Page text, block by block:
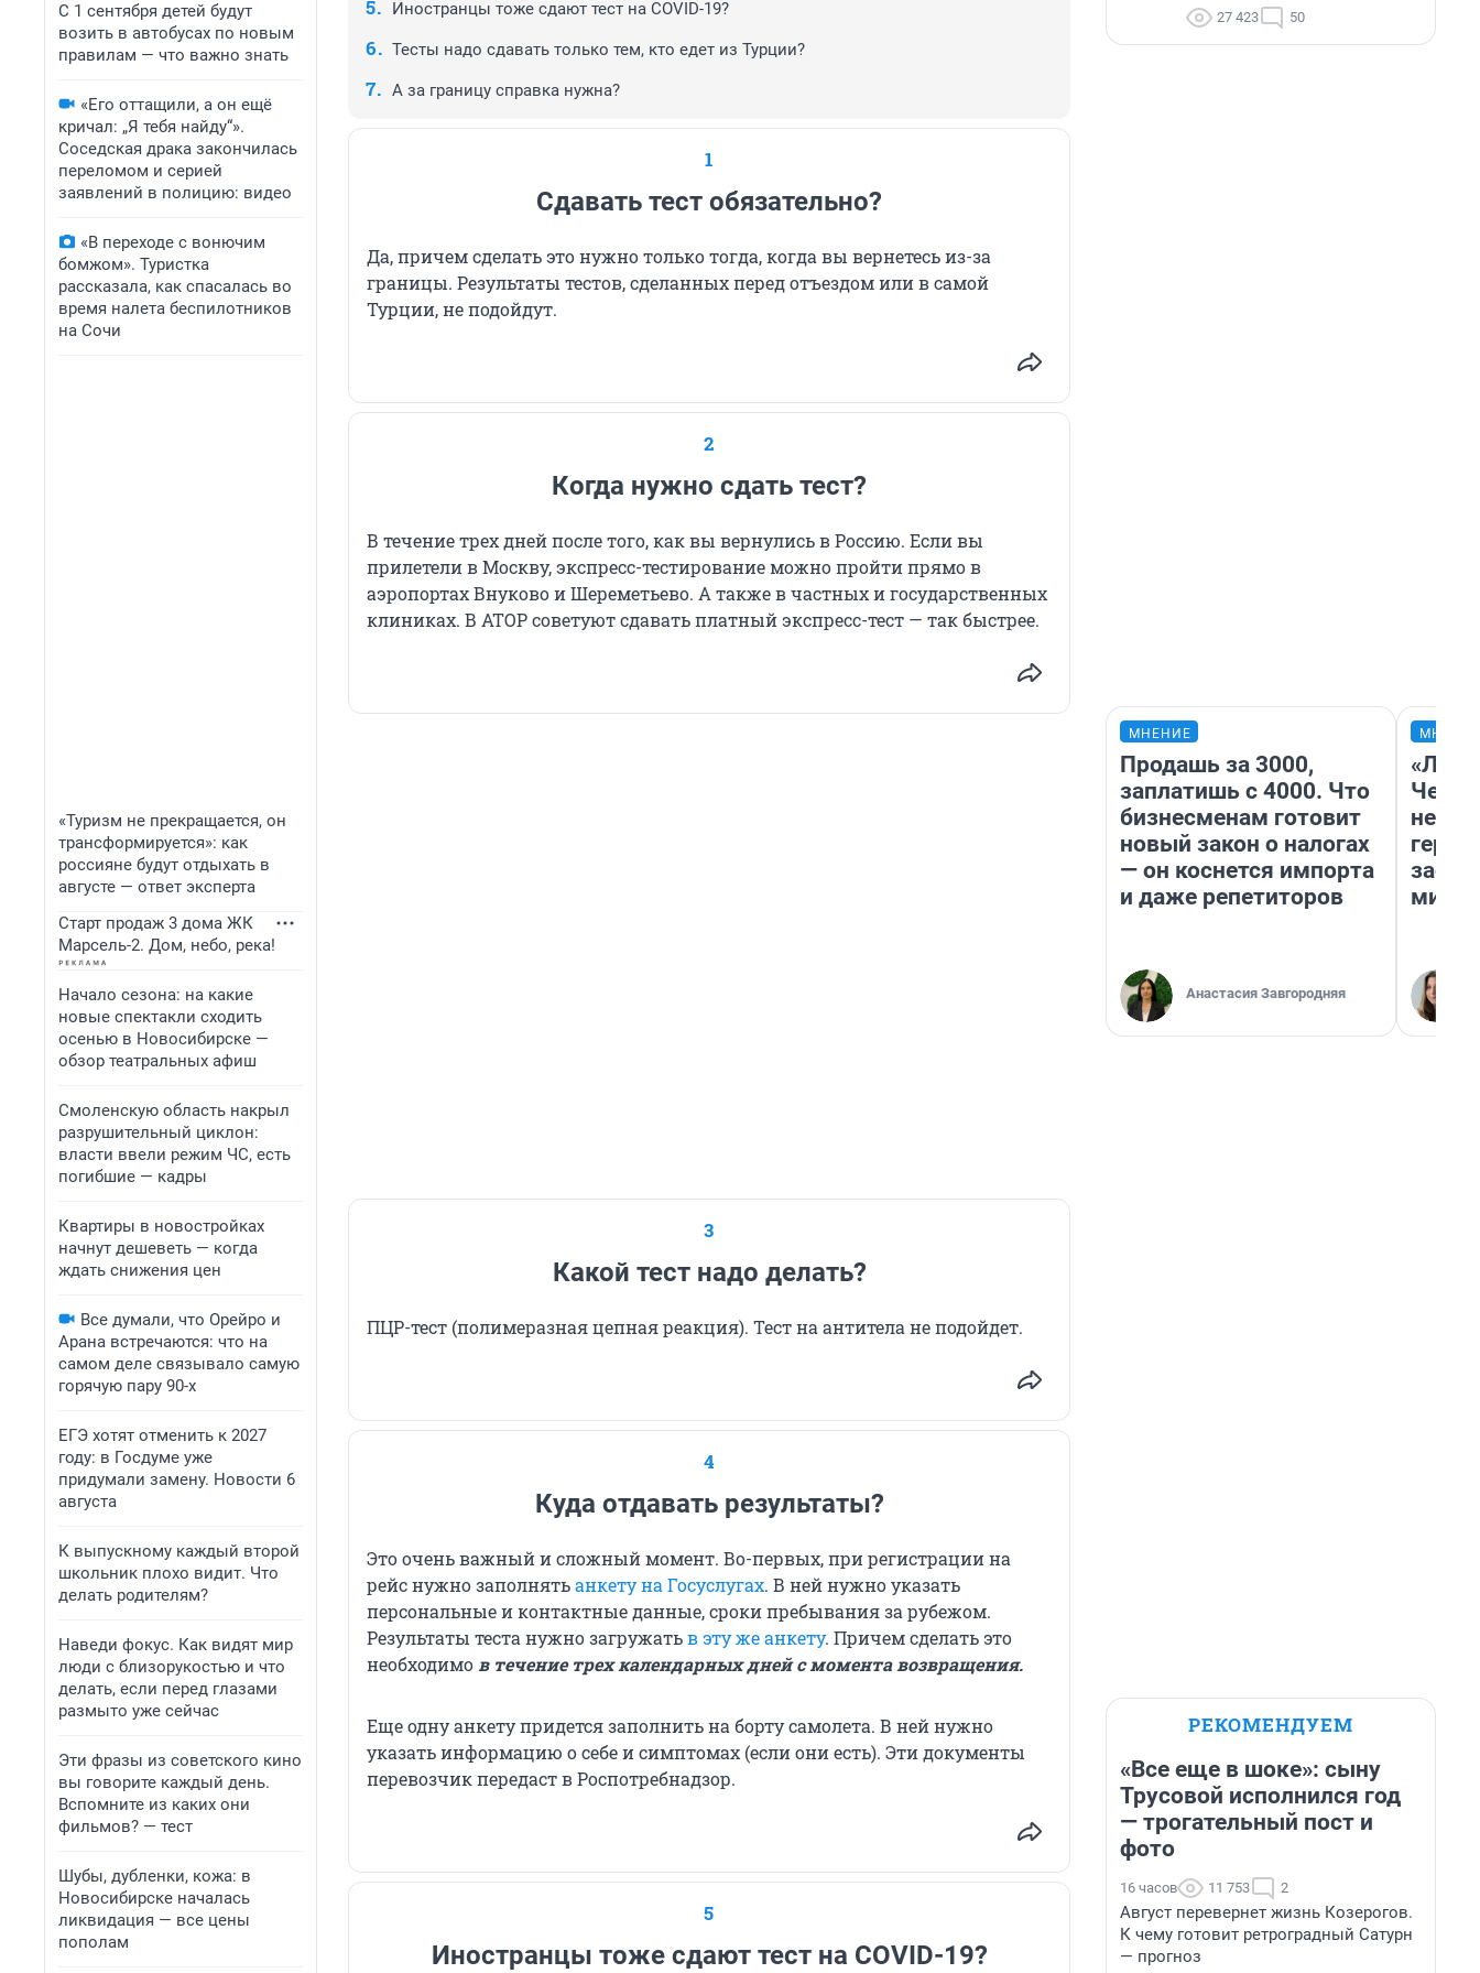
С 1 сентября детей будут
возить в автобусах по новым
правилам — что важно знать
«Его оттащили, а он ещё
кричал: „Я тебя найду“».
Соседская драка закончилась
переломом и серией
заявлений в полицию: видео
«В переходе с вонючим
бомжом». Туристка
рассказала, как спасалась во
время налета беспилотников
на Сочи
«Туризм не прекращается, он
трансформируется»: как
россияне будут отдыхать в
августе — ответ эксперта
Старт продаж 3 дома ЖК
Марсель-2. Дом, небо, река!
Начало сезона: на какие
новые спектакли сходить
осенью в Новосибирске —
обзор театральных афиш
Смоленскую область накрыл
разрушительный циклон:
власти ввели режим ЧС, есть
погибшие — кадры
Квартиры в новостройках
начнут дешеветь — когда
ждать снижения цен
Все думали, что Орейро и
Арана встречаются: что на
самом деле связывало самую
горячую пару 90-х
ЕГЭ хотят отменить к 2027
году: в Госдуме уже
придумали замену. Новости 6
августа
К выпускному каждый второй
школьник плохо видит. Что
делать родителям?
Наведи фокус. Как видят мир
люди с близорукостью и что
делать, если перед глазами
размыто уже сейчас
Эти фразы из советского кино
вы говорите каждый день.
Вспомните из каких они
фильмов? — тест
Шубы, дубленки, кожа: в
Новосибирске началась
ликвидация — все цены
пополам
Иностранцы тоже сдают тест на COVID-19?
Тесты надо сдавать только тем, кто едет из Турции?
А за границу справка нужна?
1
Сдавать тест обязательно?
Да, причем сделать это нужно только тогда, когда вы вернетесь из-за
границы. Результаты тестов, сделанных перед отъездом или в самой
Турции, не подойдут.
2
Когда нужно сдать тест?
В течение трех дней после того, как вы вернулись в Россию. Если вы
прилетели в Москву, экспресс-тестирование можно пройти прямо в
аэропортах Внуково и Шереметьево. А также в частных и государственных
клиниках. В АТОР советуют сдавать платный экспресс-тест — так быстрее.
3
Какой тест надо делать?
ПЦР-тест (полимеразная цепная реакция). Тест на антитела не подойдет.
4
Куда отдавать результаты?
Это очень важный и сложный момент. Во-первых, при регистрации на
рейс нужно заполнятьанкету на Госуслугах. В ней нужно указать
персональные и контактные данные, сроки пребывания за рубежом.
Результаты теста нужно загружатьв эту же анкету. Причем сделать это
необходимо в течение трех календарных дней с момента возвращения.
Еще одну анкету придется заполнить на борту самолета. В ней нужно
указать информацию о себе и симптомах (если они есть). Эти документы
перевозчик передаст в Роспотребнадзор.
5
Иностранцы тоже сдают тест на COVID-19?
27 423 50
МНЕНИЕ
Продашь за 3000,
заплатишь с 4000. Что
бизнесменам готовит
новый закон о налогах
— он коснется импорта
и даже репетиторов
Анастасия Завгородняя
Чем
герои
РЕКОМЕНДУЕМ
«Все еще в шоке»: сыну
Трусовой исполнился год
— трогательный пост и
фото
16 часов 11 753 2
Август перевернет жизнь Козерогов.
К чему готовит ретроградный Сатурн
— прогноз